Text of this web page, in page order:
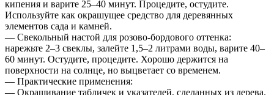
кипения и варите 25–40 минут. Процедите, остудите.
Используйте как окрашущее средство для деревянных
элементов сада и камней.
— Свекольный настой для розово-бордового оттенка:
нарежьте 2–3 свеклы, залейте 1,5–2 литрами воды, варите 40–
60 минут. Остудите, процедите. Хорошо держится на
поверхности на солнце, но выцветает со временем.
— Практические применения:
— Окрашивание табличек и указателей, сделанных из дерева.